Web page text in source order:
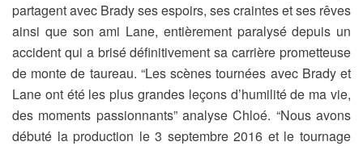
partagent avec Brady ses espoirs, ses craintes et ses rêves
ainsi que son ami Lane, entièrement paralysé depuis un
accident qui a brisé définitivement sa carrière prometteuse
de monte de taureau. “Les scènes tournées avec Brady et
Lane ont été les plus grandes leçons d’humilité de ma vie,
des moments passionnants” analyse Chloé. “Nous avons
débuté la production le 3 septembre 2016 et le tournage